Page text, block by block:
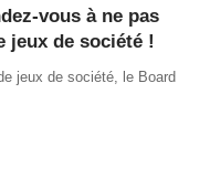
vous à ne pas
jeux de société !
jeux de société, le Board